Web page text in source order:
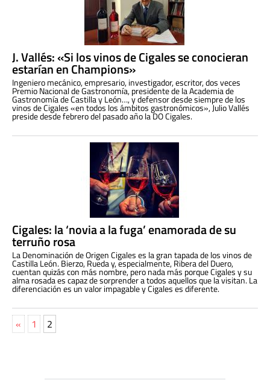
J. Vallés: «Si los vinos de Cigales se conocieran
estarían en Champions»
Ingeniero mecánico, empresario, investigador, escritor, dos veces
Premio Nacional de Gastronomía, presidente de la Academia de
Gastronomía de Castilla y León…, y defensor desde siempre de los
vinos de Cigales «en todos los ámbitos gastronómicos», Julio Vallés
preside desde febrero del pasado año la DO Cigales.
Cigales: la ‘novia a la fuga’ enamorada de su
terruño rosa
La Denominación de Origen Cigales es la gran tapada de los vinos de
Castilla León. Bierzo, Rueda y, especialmente, Ribera del Duero,
cuentan quizás con más nombre, pero nada más porque Cigales y su
alma rosada es capaz de sorprender a todos aquellos que la visitan. La
diferenciación es un valor impagable y Cigales es diferente.
« 1 2